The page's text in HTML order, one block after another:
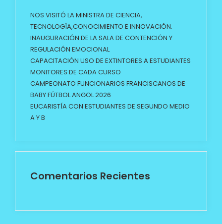
NOS VISITÓ LA MINISTRA DE CIENCIA,
TECNOLOGÍA,CONOCIMIENTO E INNOVACIÓN.
INAUGURACIÓN DE LA SALA DE CONTENCIÓN Y
REGULACIÓN EMOCIONAL
CAPACITACIÓN USO DE EXTINTORES A ESTUDIANTES
MONITORES DE CADA CURSO
CAMPEONATO FUNCIONARIOS FRANCISCANOS DE
BABY FÚTBOL ANGOL 2026
EUCARISTÍA CON ESTUDIANTES DE SEGUNDO MEDIO
A Y B
Comentarios Recientes